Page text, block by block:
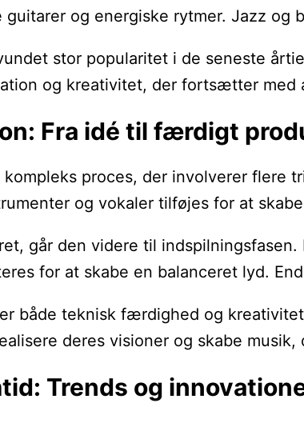
og energiske rytmer. Jazz og
stor popularitet i de seneste
og kreativitet, der fortsætter med
Fra idé til færdigt
proces, der involverer
og vokaler tilføjes for at
går den videre til
for at skabe en balanceret lyd.
både teknisk færdighed og
deres visioner og skabe
Trends og